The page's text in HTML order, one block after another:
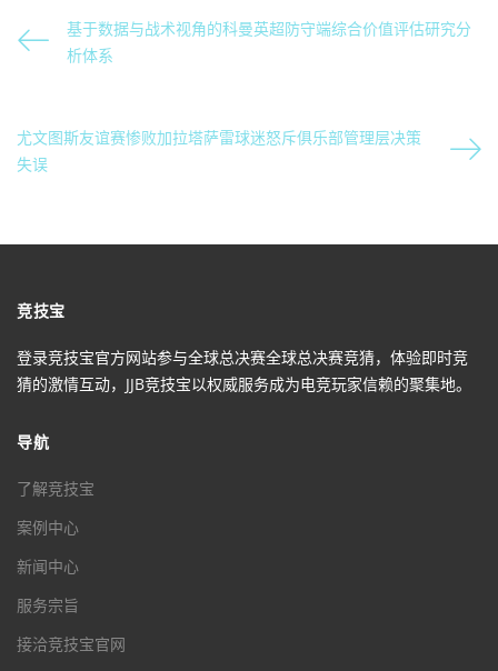
基于数据与战术视角的科曼英超防守端综合价值评估研究分
析体系
尤文图斯友谊赛惨败加拉塔萨雷球迷怒斥俱乐部管理层决策
失误
竞技宝
登录竞技宝官方网站参与全球总决赛全球总决赛竞猜，体验即时竞
猜的激情互动，JJB竞技宝以权威服务成为电竞玩家信赖的聚集地。
导航
了解竞技宝
案例中心
新闻中心
服务宗旨
接洽竞技宝官网